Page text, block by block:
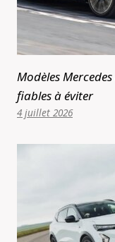
Modèles
fiables à éviter
4 juillet 2026